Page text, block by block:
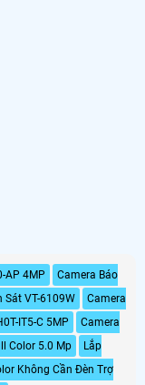
AP 4MP
Camera Báo
Sát VT-6109W
Camera
IT5-C 5MP
Camera
Color 5.0 Mp
Lắp
Không Cần Đèn Trợ